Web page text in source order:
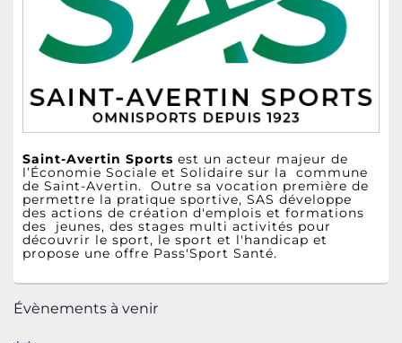
latérale
Saint-Avertin Sports est un acteur majeur de
l’Économie Sociale et Solidaire sur la commune
de Saint-Avertin. Outre sa vocation première de
permettre la pratique sportive, SAS développe
des actions de création d'emplois et formations
des jeunes, des stages multi activités pour
découvrir le sport, le sport et l'handicap et
propose une offre Pass'Sport Santé.
Évènements à venir